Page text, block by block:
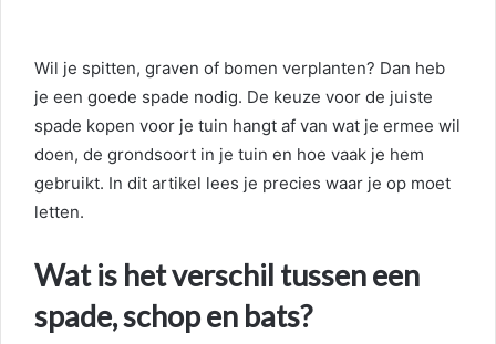
Wil je spitten, graven of bomen verplanten? Dan heb
je een goede spade nodig. De keuze voor de juiste
spade kopen voor je tuin hangt af van wat je ermee wil
doen, de grondsoort in je tuin en hoe vaak je hem
gebruikt. In dit artikel lees je precies waar je op moet
letten.
Wat is het verschil tussen een
spade, schop en bats?